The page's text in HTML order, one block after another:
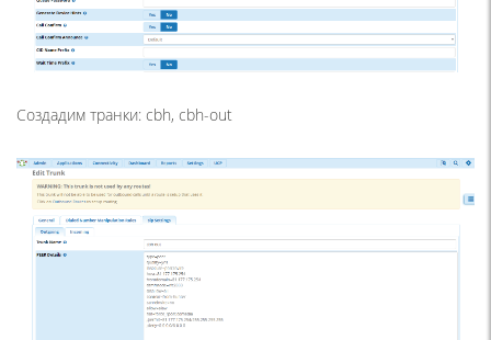
Создадим транки: cbh, cbh-out